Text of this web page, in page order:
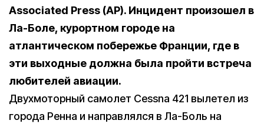
Associated Press (AP). Инцидент произошел в
Ла-Боле, курортном городе на
атлантическом побережье Франции, где в
эти выходные должна была пройти встреча
любителей авиации.
Двухмоторный самолет Cessna 421 вылетел из
города Ренна и направлялся в Ла-Боль на